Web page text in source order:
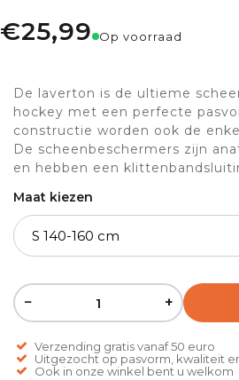
€25,99 Op voorraad
De laverton is de ultieme
hockey met een perfecte
constructie worden ook de
De scheenbeschermers zijn
en hebben een
Maat kiezen
− +
Verzending gratis vanaf 50 euro
Uitgezocht op pasvorm, kwaliteit
Ook in onze winkel bent u welkom